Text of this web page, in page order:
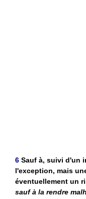
6 Sauf à, suivi d'un
l'exception, mais
éventuellement un
sauf à la rendre